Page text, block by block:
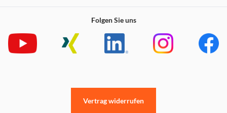
Folgen Sie uns
Vertrag widerrufen